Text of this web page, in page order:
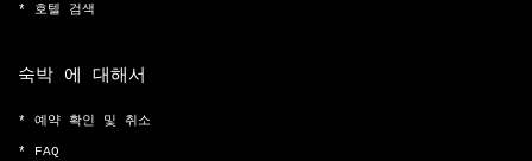
호텔 검색
숙박 에 대해서
예약 확인 및 취소
FAQ